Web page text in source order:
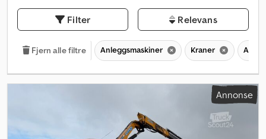
Filter Relevans
Fjern alle filtre Anleggsmaskiner Kraner
Annonse